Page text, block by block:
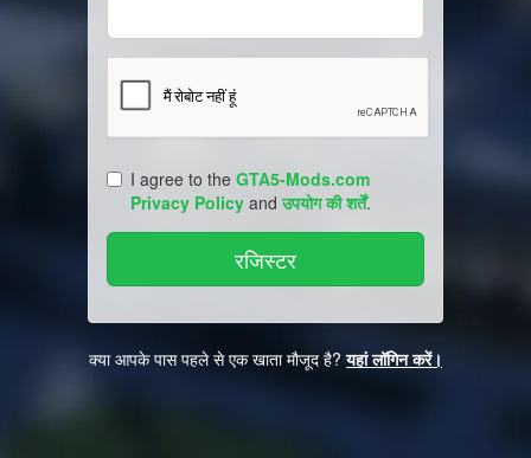
I agree to the GTA5-Mods.com
Privacy Policy andउपयोग की शर्तें.
क्या आपके पास पहले से एक खाता मौजूद है?यहां लॉगिन करें।